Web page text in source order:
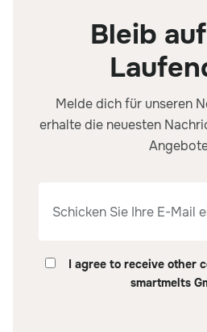
Bleib
Melde dich für unseren
erhalte die neuesten
I agree to receive other
smartmelts